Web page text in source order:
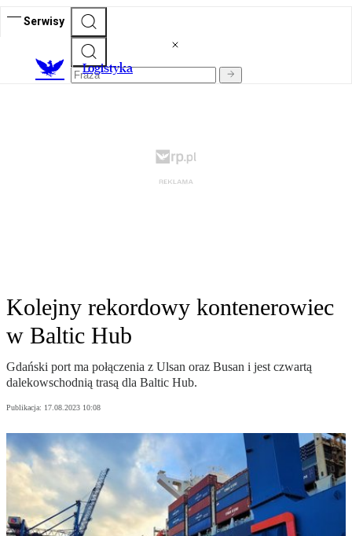
Serwisy
Logistyka
Kolejny rekordowy kontenerowiec
w Baltic Hub
Gdański port ma połączenia z Ulsan oraz Busan i jest czwartą
dalekowschodnią trasą dla Baltic Hub.
Publikacja: 17.08.2023 10:08